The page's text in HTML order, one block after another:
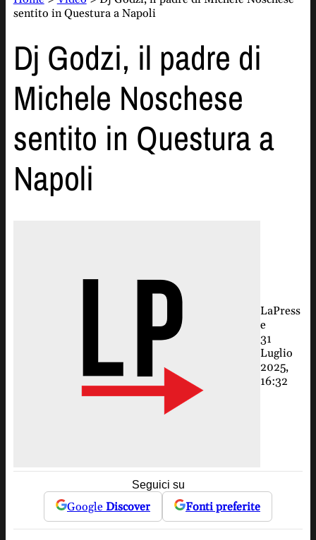
sentito in Questura a Napoli
Dj Godzi, il padre di
Michele Noschese
sentito in Questura a
Napoli
LaPress
e
31
Luglio
2025,
16:32
Seguici su
Google Discover Fonti preferite